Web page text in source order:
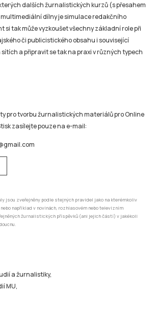
dalších žurnalistických kurzů (s přesahem
dílny je simulace redakčního
si tak může vyzkoušet všechny základní role při
či publicistického obsahu i související
a připravit se tak na praxi v různých typech
pro tvorbu žurnalistických materiálů pro Online
zasílejte pouze na e-mail:
jsou zveřejněny podle stejných pravidel jako na kterémkoliv
například v novinách, rozhlasovém nebo televizním
žurnalistických příspěvků (ani jejich částí) v jakékoli
a žurnalistiky,
MU,